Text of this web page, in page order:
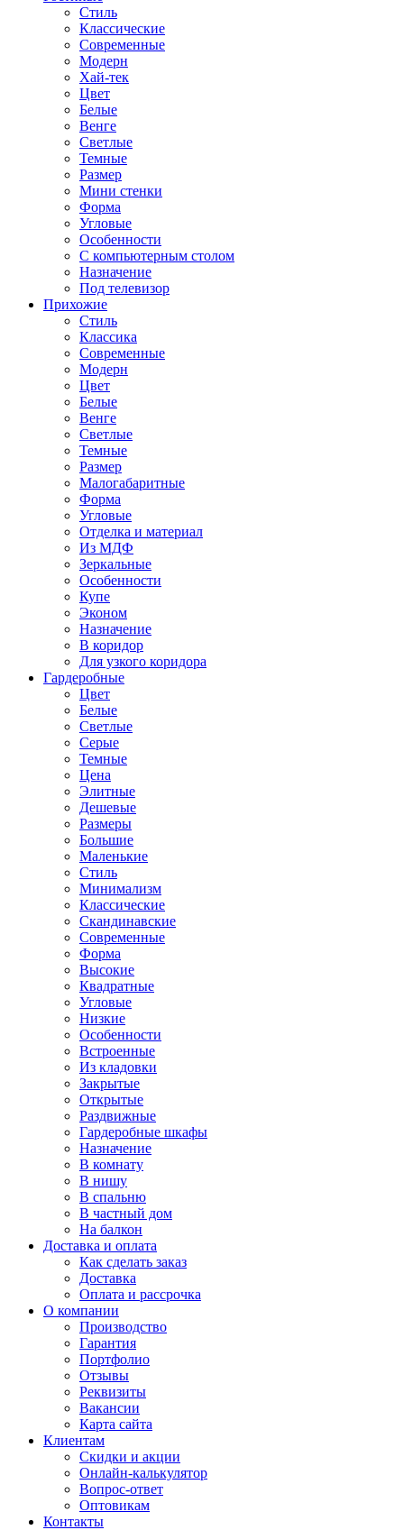
Стиль
Классические
Современные
Модерн
Хай-тек
Цвет
Белые
Венге
Светлые
Темные
Размер
Мини стенки
Форма
Угловые
Особенности
С компьютерным столом
Назначение
Под телевизор
Прихожие
Стиль
Классика
Современные
Модерн
Цвет
Белые
Венге
Светлые
Темные
Размер
Малогабаритные
Форма
Угловые
Отделка и материал
Из МДФ
Зеркальные
Особенности
Купе
Эконом
Назначение
В коридор
Для узкого коридора
Гардеробные
Цвет
Белые
Светлые
Серые
Темные
Цена
Элитные
Дешевые
Размеры
Большие
Маленькие
Стиль
Минимализм
Классические
Скандинавские
Современные
Форма
Высокие
Квадратные
Угловые
Низкие
Особенности
Встроенные
Из кладовки
Закрытые
Открытые
Раздвижные
Гардеробные шкафы
Назначение
В комнату
В нишу
В спальню
В частный дом
На балкон
Доставка и оплата
Как сделать заказ
Доставка
Оплата и рассрочка
О компании
Производство
Гарантия
Портфолио
Отзывы
Реквизиты
Вакансии
Карта сайта
Клиентам
Скидки и акции
Онлайн-калькулятор
Вопрос-ответ
Оптовикам
Контакты